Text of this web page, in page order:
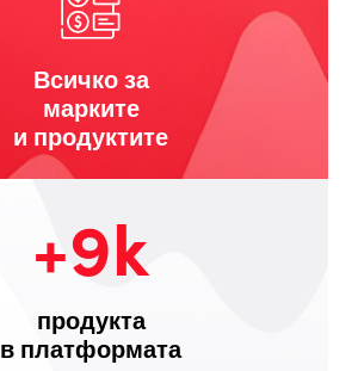
Всичко за
марките
и продуктите
+9k
продукта
в платформата